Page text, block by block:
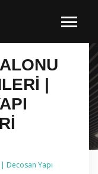
|
Decosan Yapı